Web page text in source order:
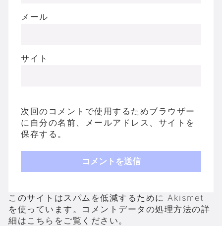
メール
サイト
次回のコメントで使用するためブラウザー
に自分の名前、メールアドレス、サイトを
保存する。
このサイトはスパムを低減するために Akismet
を使っています。 コメントデータの処理方法の詳
細はこちらをご覧ください。